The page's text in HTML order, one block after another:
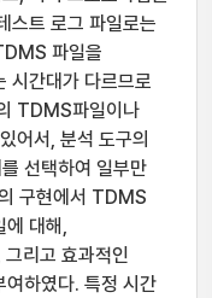
스트 로그 파일로는
파일을
시간대가 다르므로
TDMS파일이나
어서, 분석 도구의
선택하여 일부만
구현에서 TDMS
에 대해,
리고 효과적인
여하였다. 특정 시간